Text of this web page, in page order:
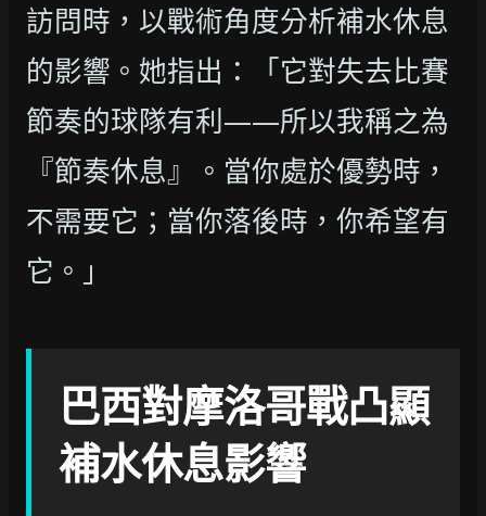
訪問時，以戰術角度分析補水休息
的影響。她指出：「它對失去比賽
節奏的球隊有利——所以我稱之為
『節奏休息』。當你處於優勢時，
不需要它；當你落後時，你希望有
它。」
巴西對摩洛哥戰凸顯
補水休息影響